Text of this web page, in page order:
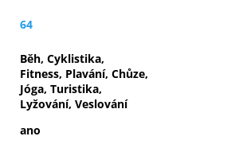
64
Běh, Cyklistika,
Fitness, Plavání, Chůze,
Jóga, Turistika,
Lyžování, Veslování
ano